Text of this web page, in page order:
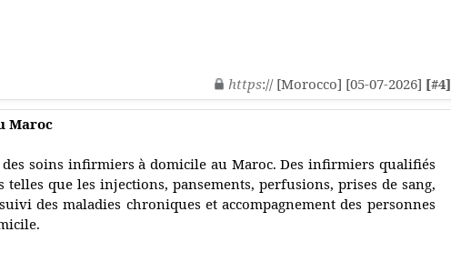
https:// [Morocco] [05-07-2026] [#4]
Maroc
soins infirmiers à domicile au Maroc. Des infirmiers qualifiés
telles que les injections, pansements, perfusions, prises de sang,
des maladies chroniques et accompagnement des personnes